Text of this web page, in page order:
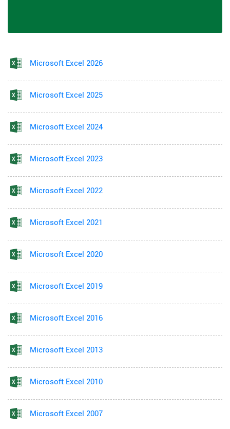
Microsoft Excel 2026
Microsoft Excel 2025
Microsoft Excel 2024
Microsoft Excel 2023
Microsoft Excel 2022
Microsoft Excel 2021
Microsoft Excel 2020
Microsoft Excel 2019
Microsoft Excel 2016
Microsoft Excel 2013
Microsoft Excel 2010
Microsoft Excel 2007